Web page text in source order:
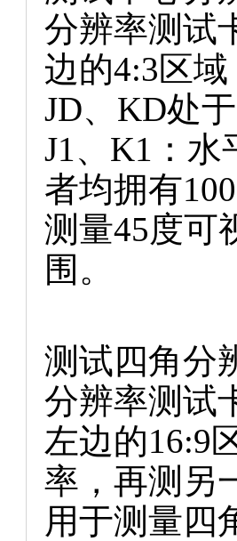
分辨率测试
边的4:3区
JD、KD处
J1、K1：水
者均拥有
测量45度可
围。
测试四角分
分辨率测试
左边的16:9
率，再测另
用于测量四